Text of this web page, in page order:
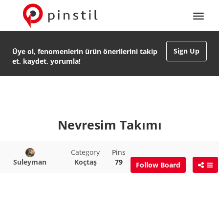
Sign Up
Üye ol, fenomenlerin ürün önerilerini takip
et, kaydet, yorumla!
Nevresim Takımı
Suleyman
Category
Koçtaş
Pins
79
Follow Board